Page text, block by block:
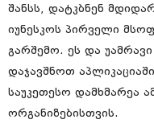
შანსს, დატკბნენ
იუნესკოს პირველი
გარშემო. ეს და
დაჯავშნოთ აპლიკაციაში
საუკეთესო დამხმარეა
ორგანიზებისთვის.